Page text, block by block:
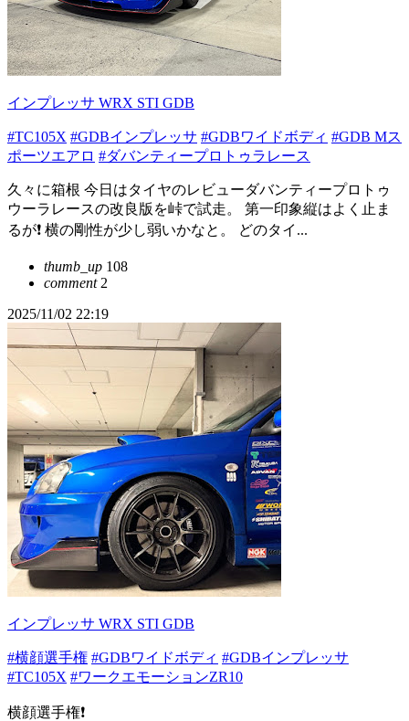
インプレッサ WRX STI GDB
#TC105X #GDBインプレッサ #GDBワイドボディ #GDB Mス
ポーツエアロ #ダバンティープロトゥラレース
久々に箱根 今日はタイヤのレビューダバンティープロトゥ
ウーラレースの改良版を峠で試走。 第一印象縦はよく止ま
るが❗️ 横の剛性が少し弱いかなと。 どのタイ...
thumb_up 108
comment2
2025/11/02 22:19
インプレッサ WRX STI GDB
#横顔選手権 #GDBワイドボディ #GDBインプレッサ
#TC105X #ワークエモーションZR10
横顔選手権❗️